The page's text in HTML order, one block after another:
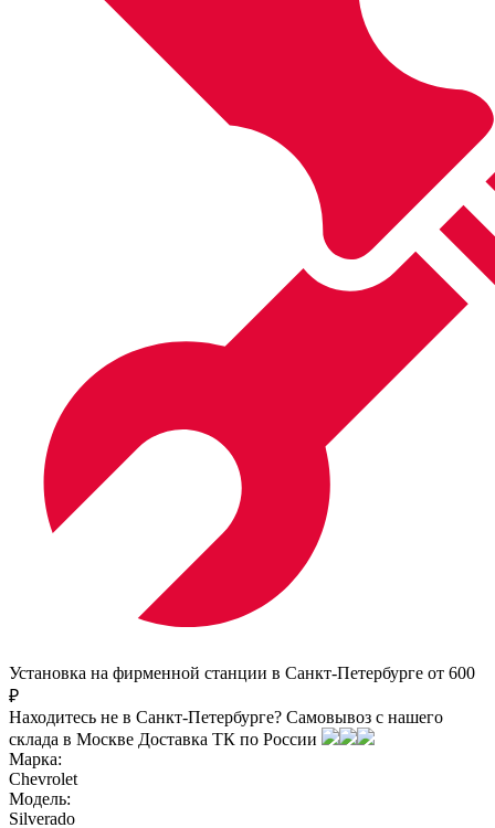
Установка на фирменной станции в Санкт-Петербурге от 600
₽
Находитесь не в Санкт-Петербурге? Самовывоз с нашего
склада в Москве Доставка ТК по России
Марка:
Chevrolet
Модель:
Silverado